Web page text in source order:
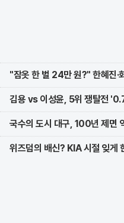
"잠옷 한 벌 24만 원?" 한혜진·
김용 vs 이성윤, 5위 쟁탈전
국수의 도시 대구, 100년 제면
위즈덤의 배신? KIA 시절 잊게